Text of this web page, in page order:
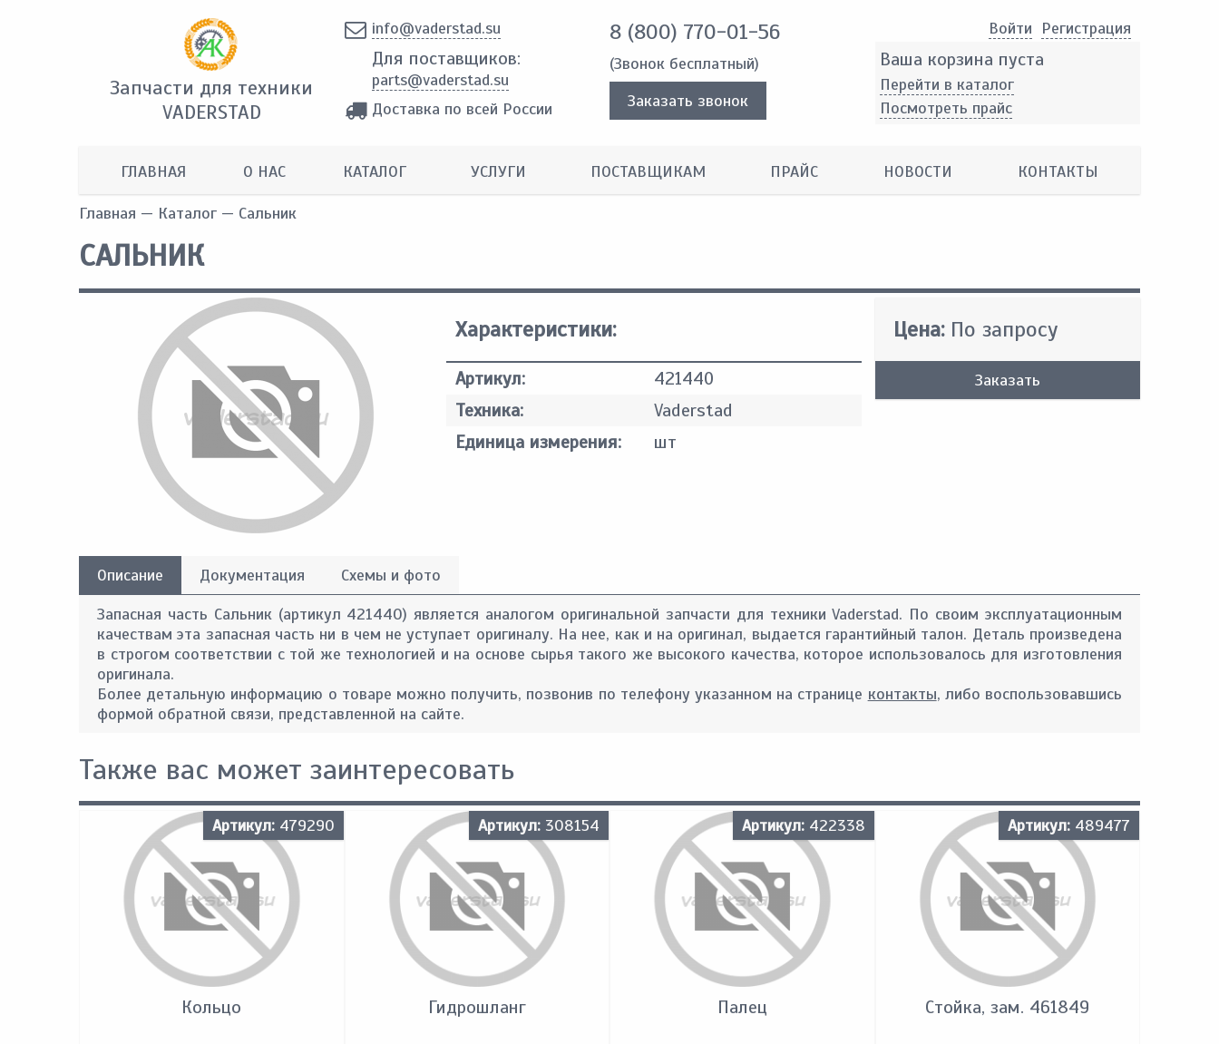
Запчасти для техники
VADERSTAD
info@vaderstad.su
Для поставщиков:
parts@vaderstad.su
Доставка по всей России
8 (800) 770-01-56
(Звонок бесплатный)
Заказать звонок
Войти Pегистрация
Ваша корзина пуста
Перейти в каталог
Посмотреть прайс
ГЛАВНАЯ О НАС КАТАЛОГ УСЛУГИ ПОСТАВЩИКАМ ПРАЙС НОВОСТИ КОНТАКТЫ
Главная — Каталог — Сальник
САЛЬНИК
Характеристики:
Артикул:
421440
Техника:
Vaderstad
Единица измерения:
шт
Цена: По запросу
Заказать
Описание Документация
Схемы и фото
Запасная часть Сальник (артикул 421440) является аналогом оригинальной запчасти для техники Vaderstad. По своим эксплуатационным
качествам эта запасная часть ни в чем не уступает оригиналу. На нее, как и на оригинал, выдается гарантийный талон. Деталь произведена
в строгом соответствии с той же технологией и на основе сырья такого же высокого качества, которое использовалось для изготовления
оригинала.
Более детальную информацию о товаре можно получить, позвонив по телефону указанном на странице контакты, либо воспользовавшись
формой обратной связи, представленной на сайте.
Также вас может заинтересовать
Артикул: 479290
Кольцо
Артикул: 308154
Гидрошланг
Артикул: 422338
Палец
Артикул: 489477
Стойка, зам. 461849